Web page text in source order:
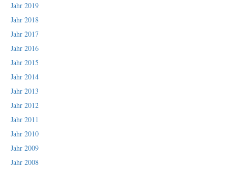
Jahr 2019
Jahr 2018
Jahr 2017
Jahr 2016
Jahr 2015
Jahr 2014
Jahr 2013
Jahr 2012
Jahr 2011
Jahr 2010
Jahr 2009
Jahr 2008